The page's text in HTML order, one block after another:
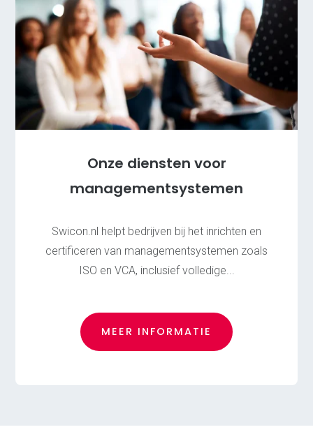
Kwaliteitsmanagementsysteem
ISO 14001:2015 -
Milieumanagementsysteem
ISO 27001 -
Onze diensten voor
managementsystemen
Swicon.nl helpt bedrijven bij het inrichten en
certificeren van managementsystemen zoals
ISO en VCA, inclusief volledige...
MEER INFORMATIE